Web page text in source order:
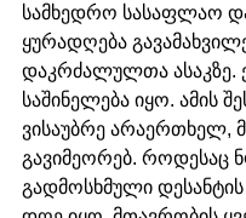
სამხედრო სასაფლაო
ყურადღება
დაკრძალულთა ასაკზე.
საშინელება იყო. ამის
ვისაუბრე არაერთხელ,
გავიმეორებ. როდესაც
გადმოსხმული დესანტის